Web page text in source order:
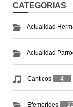
CATEGORIAS
Actualidad
Actualidad
Canticos 4
Efemérides